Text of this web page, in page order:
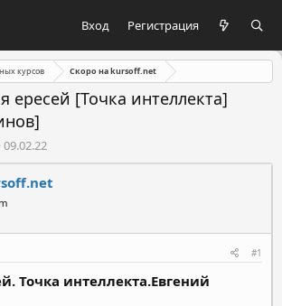
Вход Регистрация
курсов Скоро на kursoff.net
ересей [Точка интеллекта]
Д
а
т
а
н
а
л
а
09.02.22
#1
Точка интеллекта.Евгений